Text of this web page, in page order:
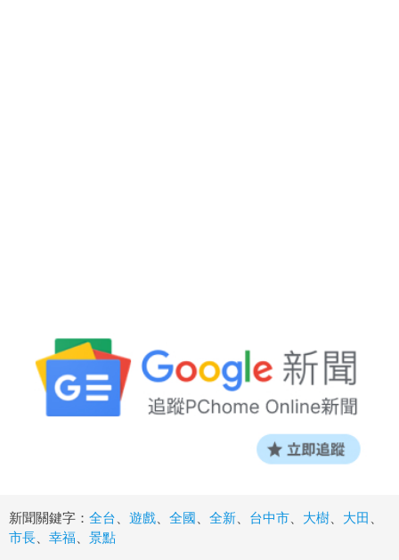
新聞關鍵字： 全台 遊戲 全國 全新 台中市 大樹 大田
市長
幸福 景點